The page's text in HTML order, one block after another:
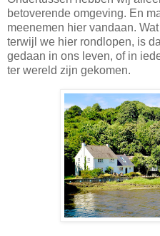
betoverende omgeving. En
meenemen hier vandaan.
terwijl we hier rondlopen, is
gedaan in ons leven, of in
ter wereld zijn gekomen.